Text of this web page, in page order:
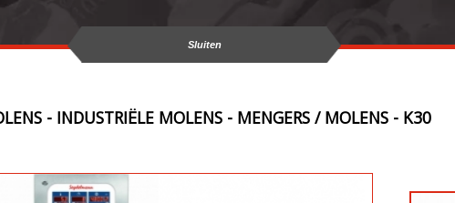
Sluiten
- INDUSTRIËLE MOLENS - MENGERS / MOLENS - K30